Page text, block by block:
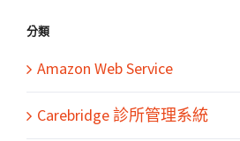
分類
Amazon Web Service
Carebridge 診所管理系統